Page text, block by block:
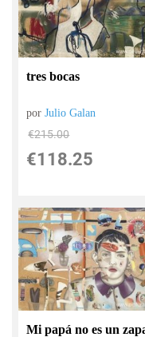
tres bocas
porJulio Galan
€215.00
€118.25
Mi papá no es un